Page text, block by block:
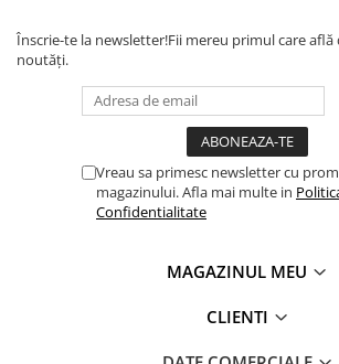
Înscrie-te la newsletter!Fii mereu primul care
noutăți.
Vreau sa primesc newsletter cu
magazinului. Afla mai multe in
Confidentialitate
MAGAZINUL MEU
CLIENTI